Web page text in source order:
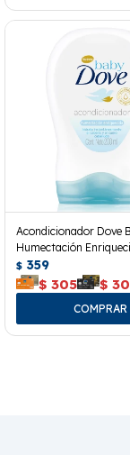
Acondicionador Dove
Humectación
$ 359
$ 305 $